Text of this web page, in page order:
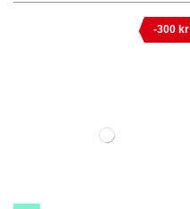
-300 kr